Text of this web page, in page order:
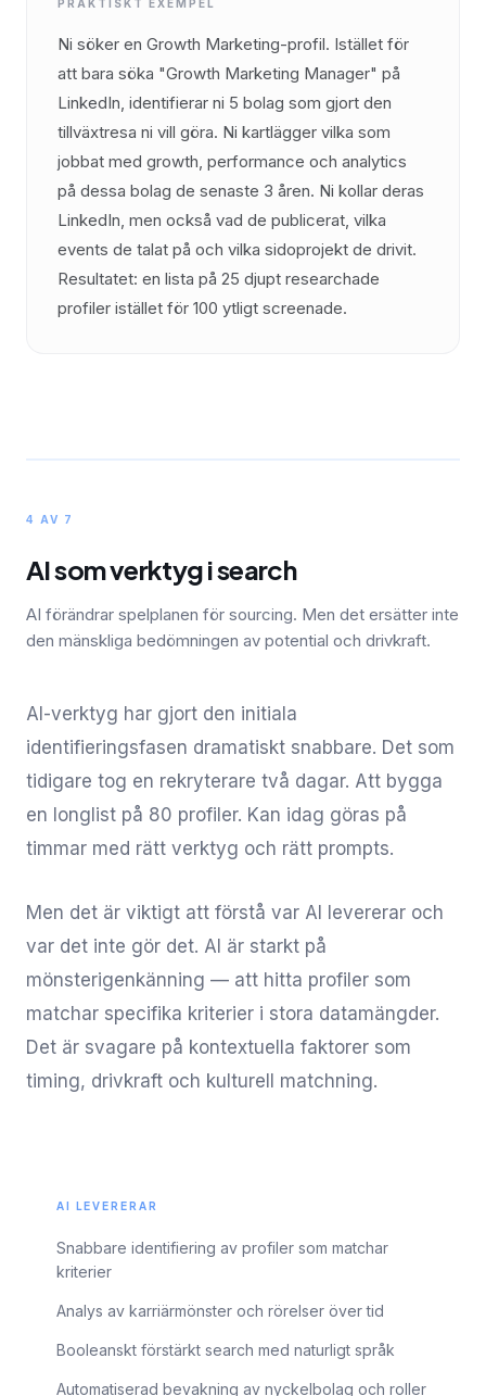
PRAKTISKT EXEMPEL
Ni söker en Growth Marketing-profil. Istället för
att bara söka "Growth Marketing Manager" på
LinkedIn, identifierar ni 5 bolag som gjort den
tillväxtresa ni vill göra. Ni kartlägger vilka som
jobbat med growth, performance och analytics
på dessa bolag de senaste 3 åren. Ni kollar deras
LinkedIn, men också vad de publicerat, vilka
events de talat på och vilka sidoprojekt de drivit.
Resultatet: en lista på 25 djupt researchade
profiler istället för 100 ytligt screenade.
4 AV 7
AI som verktyg i search
AI förändrar spelplanen för sourcing. Men det ersätter inte
den mänskliga bedömningen av potential och drivkraft.
AI-verktyg har gjort den initiala
identifieringsfasen dramatiskt snabbare. Det som
tidigare tog en rekryterare två dagar. Att bygga
en longlist på 80 profiler. Kan idag göras på
timmar med rätt verktyg och rätt prompts.
Men det är viktigt att förstå var AI levererar och
var det inte gör det. AI är starkt på
mönsterigenkänning — att hitta profiler som
matchar specifika kriterier i stora datamängder.
Det är svagare på kontextuella faktorer som
timing, drivkraft och kulturell matchning.
AI LEVERERAR
Snabbare identifiering av profiler som matchar
kriterier
Analys av karriärmönster och rörelser över tid
Booleanskt förstärkt search med naturligt språk
Automatiserad bevakning av nyckelbolag och roller